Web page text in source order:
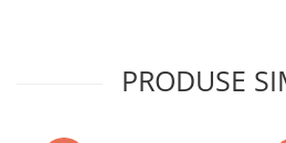
PRODUSE